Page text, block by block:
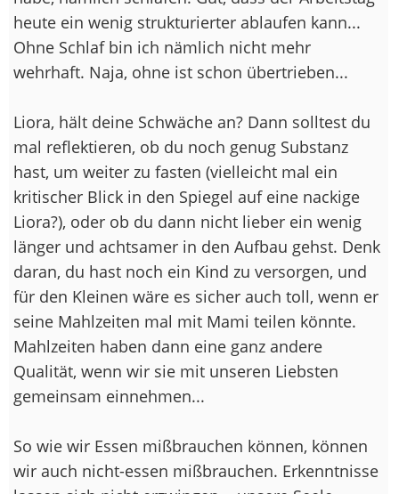
heute ein wenig strukturierter ablaufen kann...
Ohne Schlaf bin ich nämlich nicht mehr
wehrhaft. Naja, ohne ist schon übertrieben...
Liora, hält deine Schwäche an? Dann solltest du
mal reflektieren, ob du noch genug Substanz
hast, um weiter zu fasten (vielleicht mal ein
kritischer Blick in den Spiegel auf eine nackige
Liora?), oder ob du dann nicht lieber ein wenig
länger und achtsamer in den Aufbau gehst. Denk
daran, du hast noch ein Kind zu versorgen, und
für den Kleinen wäre es sicher auch toll, wenn er
seine Mahlzeiten mal mit Mami teilen könnte.
Mahlzeiten haben dann eine ganz andere
Qualität, wenn wir sie mit unseren Liebsten
gemeinsam einnehmen...
So wie wir Essen mißbrauchen können, können
wir auch nicht-essen mißbrauchen. Erkenntnisse